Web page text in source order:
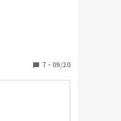
とが増えまし
白かった園内外
7 ・ 09/20